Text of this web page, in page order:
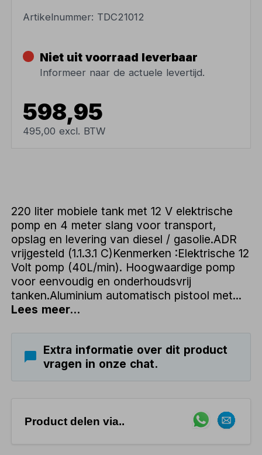
Artikelnummer: TDC21012
Niet uit voorraad leverbaar
Informeer naar de actuele levertijd.
598,95
495,00 excl. BTW
220 liter mobiele tank met 12 V elektrische
pomp en 4 meter slang voor transport,
opslag en levering van diesel / gasolie.ADR
vrijgesteld (1.1.3.1 C)Kenmerken :Elektrische 12
Volt pomp (40L/min). Hoogwaardige pomp
voor eenvoudig en onderhoudsvrij
tanken.Aluminium automatisch pistool met...
Lees meer...
Extra informatie over dit product
vragen in onze chat.
Product delen via..